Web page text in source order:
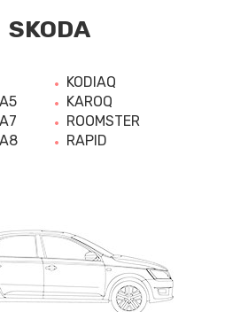
SKODA
KODIAQ
KAROQ
ROOMSTER
RAPID